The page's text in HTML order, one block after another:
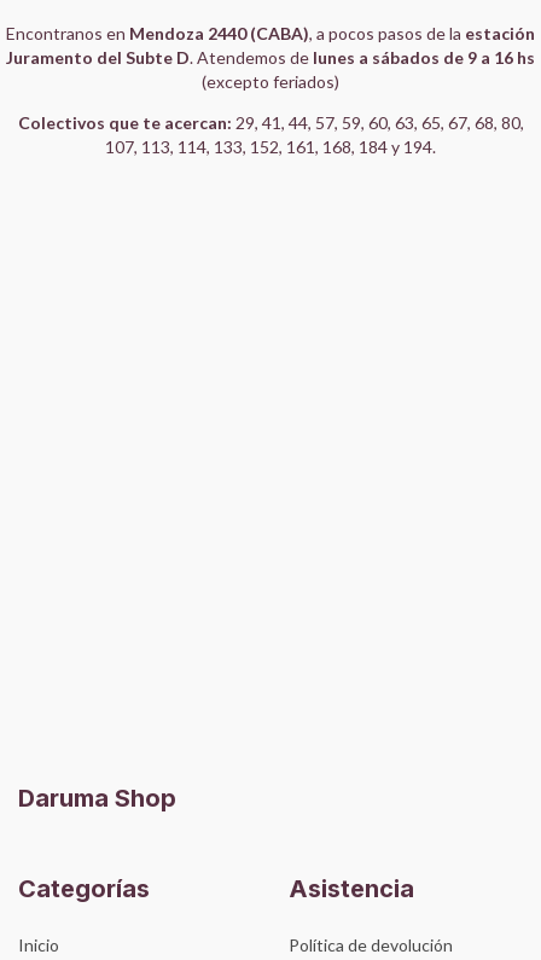
Encontranos en Mendoza 2440 (CABA), a pocos pasos de la estación
Juramento del Subte D. Atendemos de lunes a sábados de 9 a 16 hs
(excepto feriados)
Colectivos que te acercan: 29, 41, 44, 57, 59, 60, 63, 65, 67, 68, 80,
107, 113, 114, 133, 152, 161, 168, 184 y 194.
Daruma Shop
Categorías
Inicio
Asistencia
Política de devolución